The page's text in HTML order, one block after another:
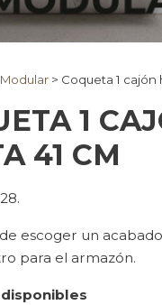
Modular > Coqueta 1 cajón
1
41 CM
escoger un
para el armazón.